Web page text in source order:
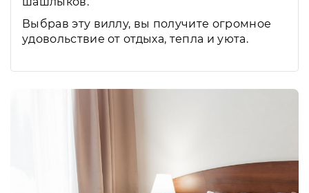
Выбрав эту виллу, вы получите огромное
удовольствие от отдыха, тепла и уюта.